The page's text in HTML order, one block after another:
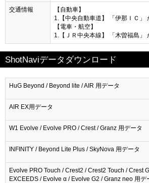
交通情報
【自動車】
1.【中央自動車道】 「伊那ＩＣ」
【電車・航空】
1.【ＪＲ中央本線】 「木曽福島」
ShotNaviデータダウンロード
HuG Beyond / Beyond lite / AIR 用データ
AIR EX用データ
W1 Evolve / Evolve PRO / Crest / Granz 用データ
INFINITY / Beyond Lite Plus / SkyNova 用データ
Evolve PRO Touch / Crest2 / Crest2 Touch / Crest
EXCEEDS / Evolve α / Evolve G2 / Granz neo 用デ